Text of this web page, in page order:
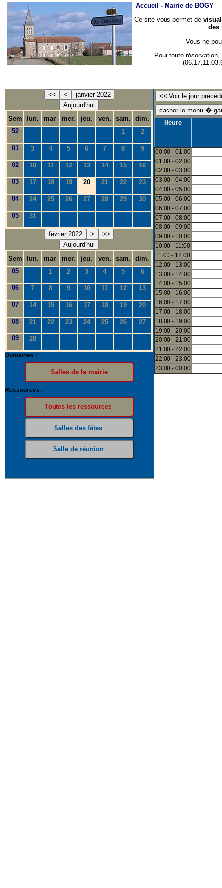
Accueil - Mairie de BOGY
Ce site vous permet de
des
Vous ne
Pour toute
<< <
janvier 2022
Aujourd'hui
Sem
lun. mar. mer. jeu. ven. sam.
dim.
52
1 2
01 3 4 5 6 7 8 9
02 10 11 12 13 14 15 16
03 17 18 19 20 21 22 23
04 24 25 26 27 28 29 30
05 31
février 2022 >
>>
Aujourd'hui
Sem
lun. mar. mer. jeu. ven. sam.
dim.
05
1 2 3 4 5 6
06 7 8 9 10 11 12 13
07 14 15 16 17 18 19 20
08 21 22 23 24 25 26 27
09 28
Domaines :
Ressources :
Heure
00:00 - 01:00
01:00 - 02:00
02:00 - 03:00
03:00 - 04:00
04:00 - 05:00
05:00 - 06:00
06:00 - 07:00
07:00 - 08:00
08:00 - 09:00
09:00 - 10:00
10:00 - 11:00
11:00 - 12:00
12:00 - 13:00
13:00 - 14:00
14:00 - 15:00
15:00 - 16:00
16:00 - 17:00
17:00 - 18:00
18:00 - 19:00
19:00 - 20:00
20:00 - 21:00
21:00 - 22:00
22:00 - 23:00
23:00 - 00:00